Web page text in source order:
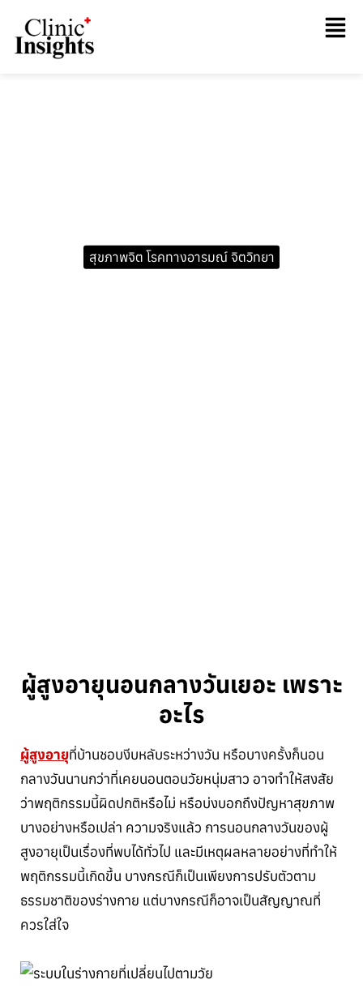
สุขภาพจิต โรคทางอารมณ์ จิตวิทยา
ผู้สูงอายุนอนกลางวันเยอะ เพราะ
อะไร
ผู้สูงอายุที่บ้านชอบงีบหลับระหว่างวัน หรือบางครั้งก็นอน
กลางวันนานกว่าที่เคยนอนตอนวัยหนุ่มสาว อาจทำให้สงสัย
ว่าพฤติกรรมนี้ผิดปกติหรือไม่ หรือบ่งบอกถึงปัญหาสุขภาพ
บางอย่างหรือเปล่า ความจริงแล้ว การนอนกลางวันของผู้
สูงอายุเป็นเรื่องที่พบได้ทั่วไป และมีเหตุผลหลายอย่างที่ทำให้
พฤติกรรมนี้เกิดขึ้น บางกรณีก็เป็นเพียงการปรับตัวตาม
ธรรมชาติของร่างกาย แต่บางกรณีก็อาจเป็นสัญญาณที่
ควรใส่ใจ